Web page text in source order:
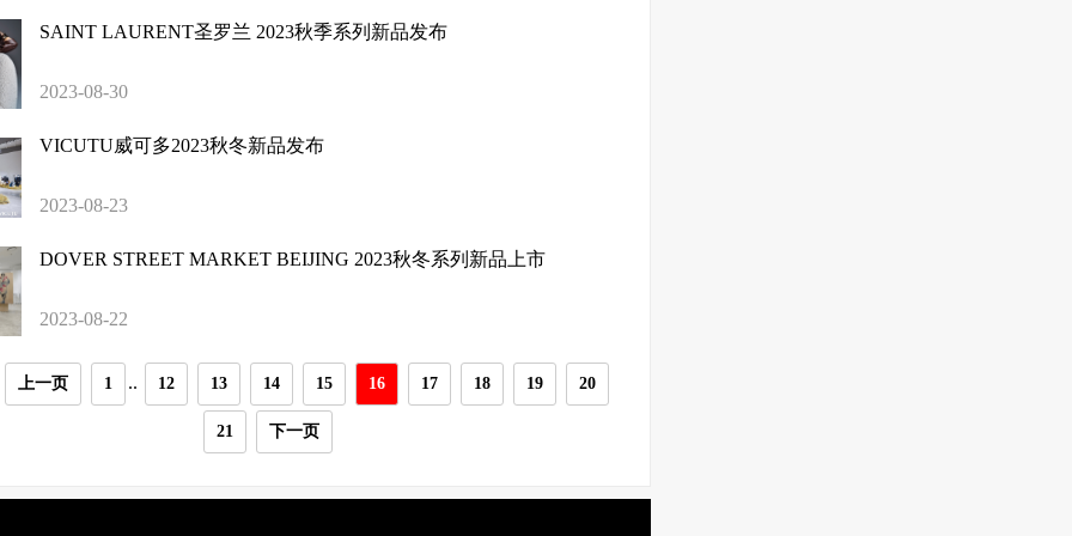
SAINT LAURENT圣罗兰 2023秋季系列新品发布
2023-08-30
VICUTU威可多2023秋冬新品发布
2023-08-23
DOVER STREET MARKET BEIJING 2023秋冬系列新品上市
2023-08-22
上一页 1 .. 12 13 14 15 16 17 18 19 20
21 下一页